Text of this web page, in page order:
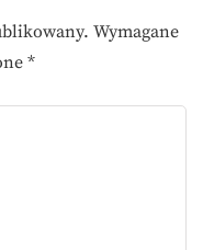
Wymagane
*